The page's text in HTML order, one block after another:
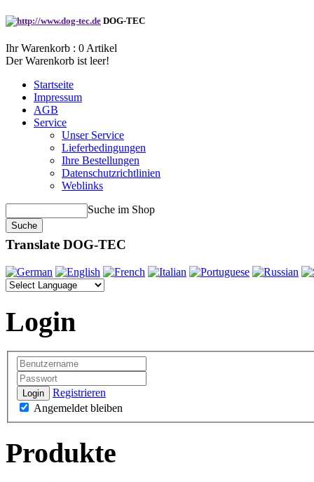
DOG-TEC
Ihr Warenkorb : 0 Artikel
Der Warenkorb ist leer!
Startseite
Impressum
AGB
Service
Unser Service
Lieferbedingungen
Ihre Bestellungen
Datenschutzrichtlinien
Weblinks
Suche im Shop
Translate DOG-TEC
Login
Login
Registrieren
Angemeldet bleiben
Produkte